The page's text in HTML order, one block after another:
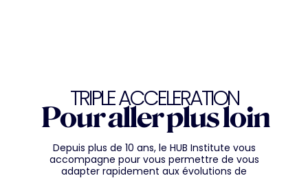
TRIPLE ACCELERATION
Pour aller plus loin
Depuis plus de 10 ans, le HUB Institute vous
accompagne pour vous permettre de vous
adapter rapidement aux évolutions de